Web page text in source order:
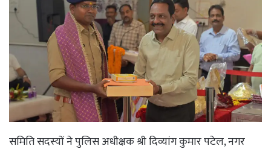
समिति सदस्यों ने पुलिस अधीक्षक श्री दिव्यांग कुमार पटेल, नगर